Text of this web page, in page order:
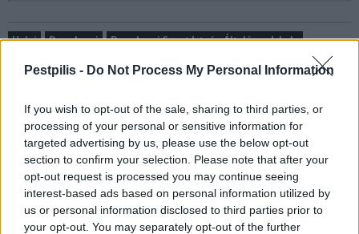
Pestpilis - Do Not Process My Personal Information
If you wish to opt-out of the sale, sharing to third parties, or
processing of your personal or sensitive information for
targeted advertising by us, please use the below opt-out
section to confirm your selection. Please note that after your
opt-out request is processed you may continue seeing
interest-based ads based on personal information utilized by
us or personal information disclosed to third parties prior to
your opt-out. You may separately opt-out of the further
Helyi Dunakeszi
Dunakeszi Szent István Általános Iskola
MAGYAR ÉPÍTŐK
Mi épül?